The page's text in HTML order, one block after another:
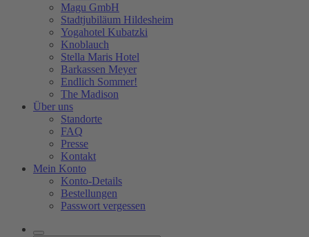
Magu GmbH
Stadtjubiläum Hildesheim
Yogahotel Kubatzki
Knoblauch
Stella Maris Hotel
Barkassen Meyer
Endlich Sommer!
The Madison
Über uns
Standorte
FAQ
Presse
Kontakt
Mein Konto
Konto-Details
Bestellungen
Passwort vergessen